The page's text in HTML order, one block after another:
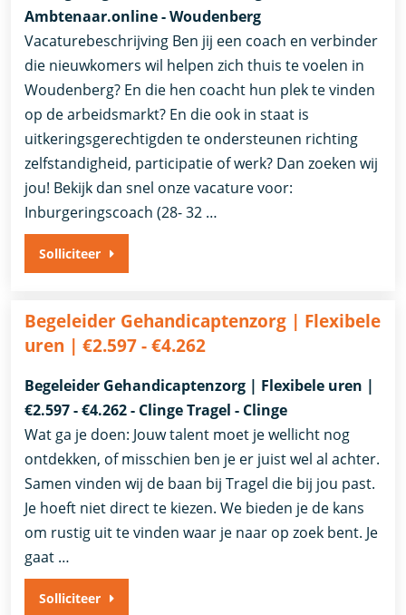
Ambtenaar.online - Woudenberg
Vacaturebeschrijving Ben jij een coach en verbinder
die nieuwkomers wil helpen zich thuis te voelen in
Woudenberg? En die hen coacht hun plek te vinden
op de arbeidsmarkt? En die ook in staat is
uitkeringsgerechtigden te ondersteunen richting
zelfstandigheid, participatie of werk? Dan zoeken wij
jou! Bekijk dan snel onze vacature voor:
Inburgeringscoach (28- 32 …
Solliciteer
Begeleider Gehandicaptenzorg | Flexibele
uren | €2.597 - €4.262
Begeleider Gehandicaptenzorg | Flexibele uren |
€2.597 - €4.262 - Clinge Tragel - Clinge
Wat ga je doen: Jouw talent moet je wellicht nog
ontdekken, of misschien ben je er juist wel al achter.
Samen vinden wij de baan bij Tragel die bij jou past.
Je hoeft niet direct te kiezen. We bieden je de kans
om rustig uit te vinden waar je naar op zoek bent. Je
gaat …
Solliciteer